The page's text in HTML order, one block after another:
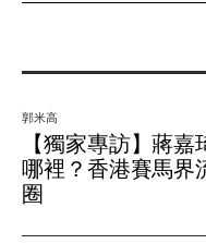
郭米高
【獨家專訪】蔣嘉
哪裡？香港賽馬界
圈